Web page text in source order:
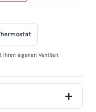
Ihren eigenen Ventilen.